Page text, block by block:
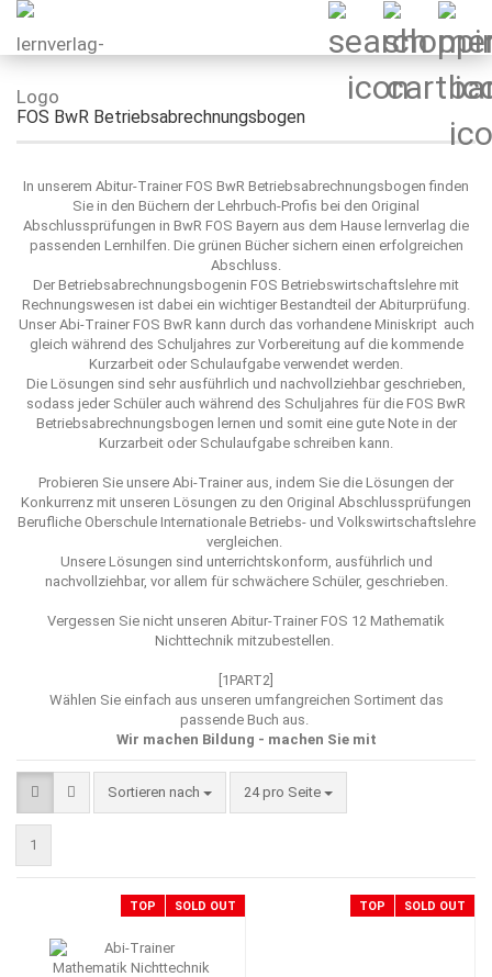
FOS BwR Betriebsabrechnungsbogen
In unserem Abitur-Trainer FOS BwR Betriebsabrechnungsbogen finden
Sie in den Büchern der Lehrbuch-Profis bei den Original
Abschlussprüfungen in BwR FOS Bayern aus dem Hause lernverlag die
passenden Lernhilfen. Die grünen Bücher sichern einen erfolgreichen
Abschluss.
Der Betriebsabrechnungsbogenin FOS Betriebswirtschaftslehre mit
Rechnungswesen ist dabei ein wichtiger Bestandteil der Abiturprüfung.
Unser Abi-Trainer FOS BwR kann durch das vorhandene Miniskript auch
gleich während des Schuljahres zur Vorbereitung auf die kommende
Kurzarbeit oder Schulaufgabe verwendet werden.
Die Lösungen sind sehr ausführlich und nachvollziehbar geschrieben,
sodass jeder Schüler auch während des Schuljahres für die FOS BwR
Betriebsabrechnungsbogen lernen und somit eine gute Note in der
Kurzarbeit oder Schulaufgabe schreiben kann.
Probieren Sie unsere Abi-Trainer aus, indem Sie die Lösungen der
Konkurrenz mit unseren Lösungen zu den Original Abschlussprüfungen
Berufliche Oberschule Internationale Betriebs- und Volkswirtschaftslehre
vergleichen.
Unsere Lösungen sind unterrichtskonform, ausführlich und
nachvollziehbar, vor allem für schwächere Schüler, geschrieben.
Vergessen Sie nicht unseren Abitur-Trainer FOS 12 Mathematik
Nichttechnik mitzubestellen.
[1PART2]
Wählen Sie einfach aus unseren umfangreichen Sortiment das
passende Buch aus.
Wir machen Bildung - machen Sie mit
Sortieren nach
Sortieren nach 24 pro Seite
pro Seite
1
TOP SOLD OUT TOP SOLD OUT